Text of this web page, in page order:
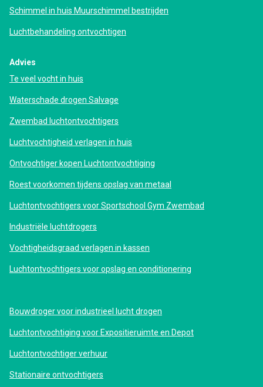
Schimmel in huis Muurschimmel bestrijden
Luchtbehandeling ontvochtigen
Advies
Te veel vocht in huis
Waterschade drogen Salvage
Zwembad luchtontvochtigers
Luchtvochtigheid verlagen in huis
Ontvochtiger kopen Luchtontvochtiging
Roest voorkomen tijdens opslag van metaal
Luchtontvochtigers voor Sportschool Gym Zwembad
Industriële luchtdrogers
Vochtigheidsgraad verlagen in kassen
Luchtontvochtigers voor opslag en conditionering
Bouwdroger voor industrieel lucht drogen
Luchtontvochtiging voor Expositieruimte en Depot
Luchtontvochtiger verhuur
Stationaire ontvochtigers